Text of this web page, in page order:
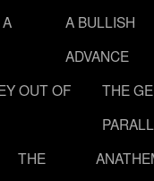
A BULLISH
ADVANCE
OUT OF
THE
THE